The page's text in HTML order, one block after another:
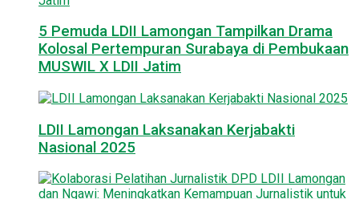
5 Pemuda LDII Lamongan Tampilkan Drama
Kolosal Pertempuran Surabaya di Pembukaan
MUSWIL X LDII Jatim
LDII Lamongan Laksanakan Kerjabakti
Nasional 2025